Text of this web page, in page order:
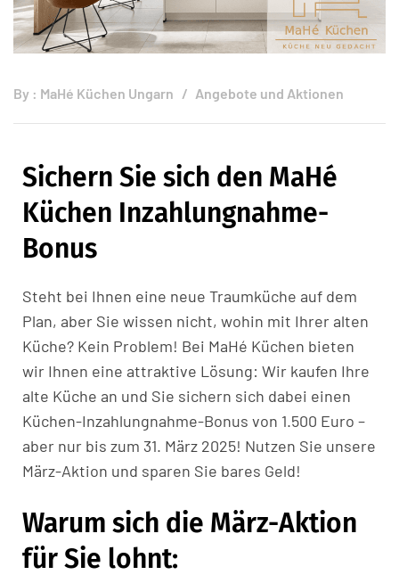
By : MaHé Küchen Ungarn Angebote und Aktionen
Sichern Sie sich den MaHé
Küchen Inzahlungnahme-
Bonus
Steht bei Ihnen eine neue Traumküche auf dem
Plan, aber Sie wissen nicht, wohin mit Ihrer alten
Küche? Kein Problem! Bei MaHé Küchen bieten
wir Ihnen eine attraktive Lösung: Wir kaufen Ihre
alte Küche an und Sie sichern sich dabei einen
Küchen-Inzahlungnahme-Bonus von 1.500 Euro –
aber nur bis zum 31. März 2025! Nutzen Sie unsere
März-Aktion und sparen Sie bares Geld!
Warum sich die März-Aktion
für Sie lohnt: